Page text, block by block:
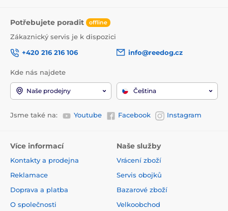
Potřebujete poradit offline
Zákaznický servis je k dispozici
+420 216 216 106
info@reedog.cz
Kde nás najdete
Naše prodejny Čeština
Jsme také na: Youtube Facebook Instagram
Více informací
Kontakty a prodejna
Reklamace
Doprava a platba
O společnosti
Naše služby
Vrácení zboží
Servis obojků
Bazarové zboží
Velkoobchod